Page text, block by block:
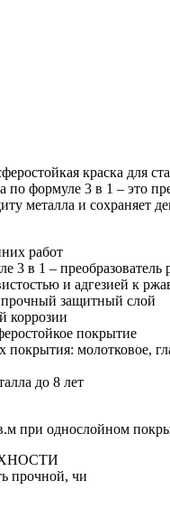
краска для
по формуле 3 в 1 – это
металла и сохраняет
работ
3 в 1 –
и адгезией к
защитный слой
коррозии
покрытие
покрытия: молотковое,
до 8 лет
при однослойном
прочной, чи